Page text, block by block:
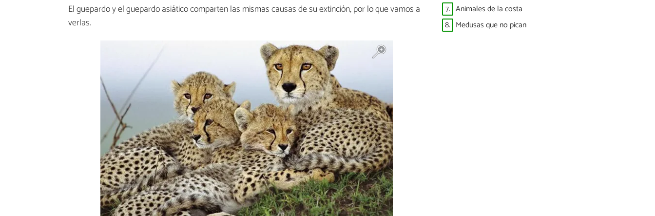
El guepardo y el guepardo asiático comparten las mismas causas de su extinción, por lo que vamos a
verlas.
7. Animales de la costa
8. Medusas que no pican